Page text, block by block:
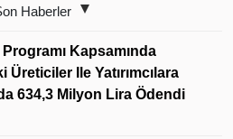
Haberler
Programı Kapsamında
Üreticiler Ile Yatırımcılara
634,3 Milyon Lira Ödendi